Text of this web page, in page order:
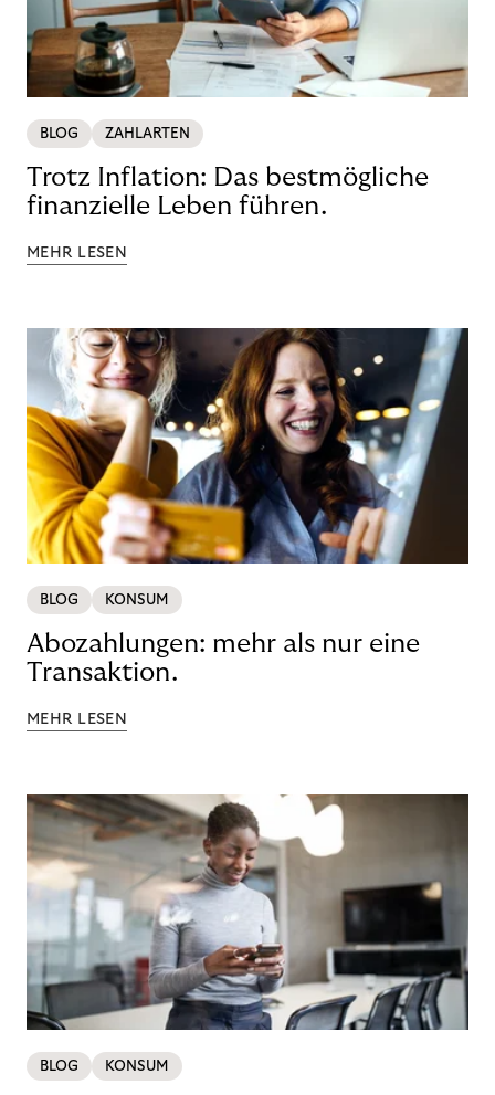
BLOG ZAHLARTEN
Trotz Inflation: Das bestmögliche
finanzielle Leben führen.
MEHR LESEN
BLOG KONSUM
Abozahlungen: mehr als nur eine
Transaktion.
MEHR LESEN
BLOG KONSUM